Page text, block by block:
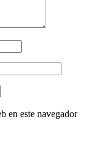
en este navegador